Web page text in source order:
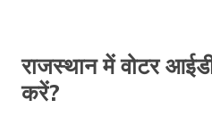
राजस्थान में वोटर
करें?